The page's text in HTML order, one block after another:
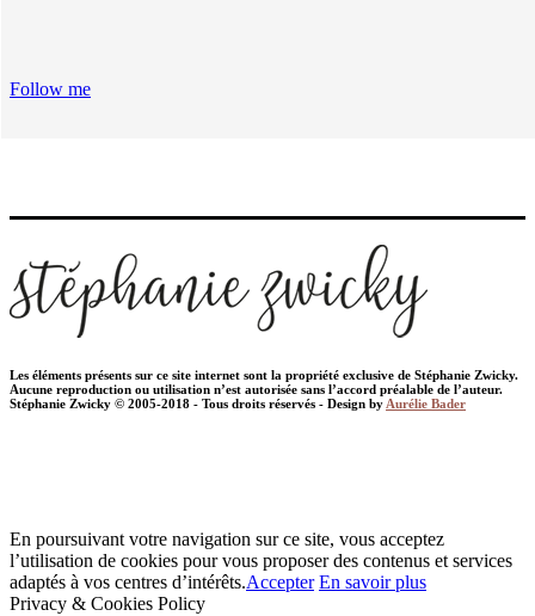
Follow me
Les éléments présents sur ce site internet sont la propriété exclusive de Stéphanie Zwicky.
Aucune reproduction ou utilisation n’est autorisée sans l’accord préalable de l’auteur.
Stéphanie Zwicky © 2005-2018 - Tous droits réservés - Design byAurélie Bader
En poursuivant votre navigation sur ce site, vous acceptez
l’utilisation de cookies pour vous proposer des contenus et services
adaptés à vos centres d’intérêts.Accepter En savoir plus
Privacy & Cookies Policy